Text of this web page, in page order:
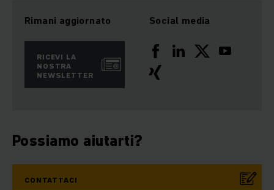
Rimani aggiornato
RICEVI LA
NOSTRA
NEWSLETTER
Social media
Possiamo aiutarti?
CONTATTACI